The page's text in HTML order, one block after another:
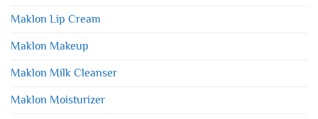
Maklon Lip Cream
Maklon Makeup
Maklon Milk Cleanser
Maklon Moisturizer